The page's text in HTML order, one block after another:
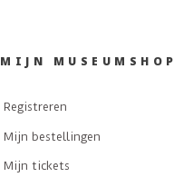
MIJN MUSEUMSHOP
Registreren
Mijn bestellingen
Mijn tickets